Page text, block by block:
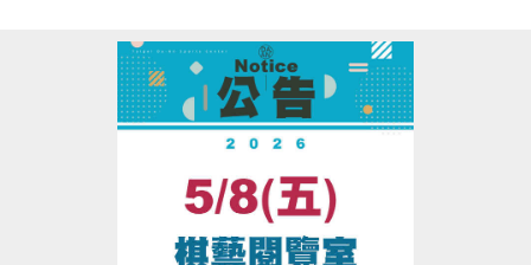
者恕不得入場。
• 此活動不得與場館其他優惠合併使用，本中心保留優惠活動之最終